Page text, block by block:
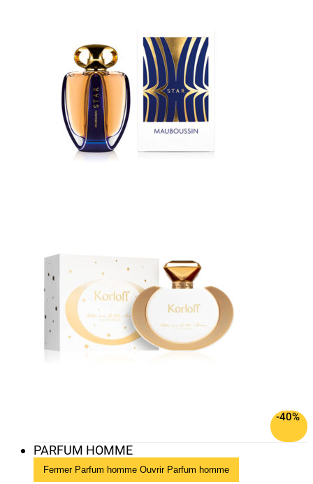
-40%
PARFUM HOMME
Fermer Parfum homme Ouvrir Parfum homme